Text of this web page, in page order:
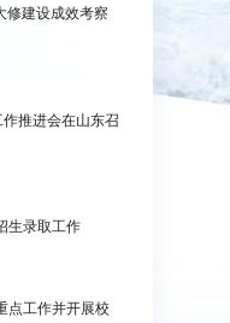
修建设成效考察
推进会在山东召
生录取工作
点工作并开展校